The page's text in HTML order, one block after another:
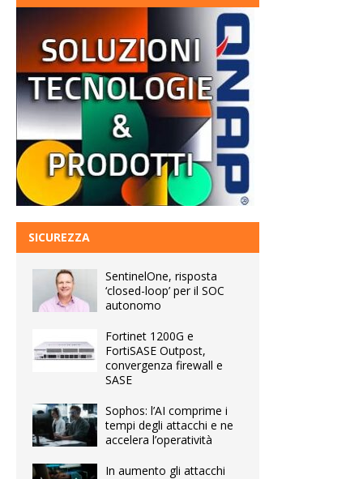
SICUREZZA
SentinelOne, risposta
‘closed-loop’ per il SOC
autonomo
Fortinet 1200G e
FortiSASE Outpost,
convergenza firewall e
SASE
Sophos: l’AI comprime i
tempi degli attacchi e ne
accelera l’operatività
In aumento gli attacchi